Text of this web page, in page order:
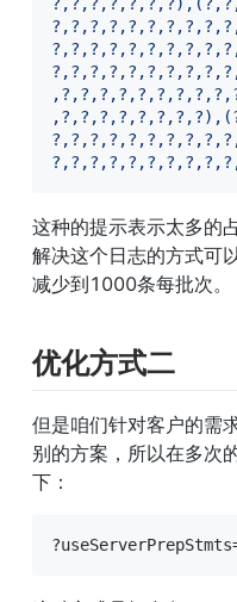
这种的提示表示太多的
解决这个日志的方式可
减少到1000条每批次。
优化方式二
但是咱们针对客户的需
别的方案，所以在多次
下：